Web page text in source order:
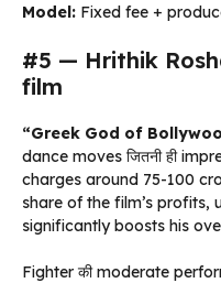
Model: Fixed fee +
#5 — Hrithik
film
“Greek God of
dance moves जितनी ही
charges around ₹75-100
share of the film’s profits,
significantly boosts his
Fighter की moderate